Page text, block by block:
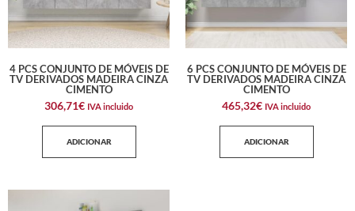
4 PCS CONJUNTO DE MÓVEIS DE
TV DERIVADOS MADEIRA CINZA
CIMENTO
306,71€ IVA incluido
ADICIONAR
6 PCS CONJUNTO DE MÓVEIS DE
TV DERIVADOS MADEIRA CINZA
CIMENTO
465,32€ IVA incluido
ADICIONAR